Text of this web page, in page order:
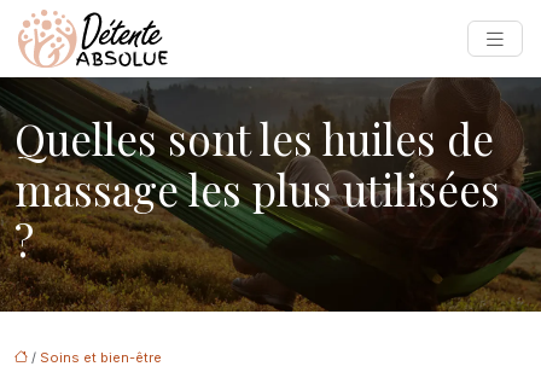
Quelles sont les huiles de
massage les plus utilisées
?
/ Soins et bien-être